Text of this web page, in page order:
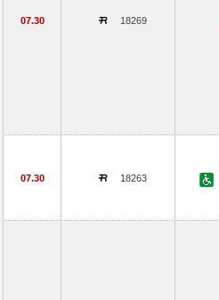
07.30 18269
07.30 18263